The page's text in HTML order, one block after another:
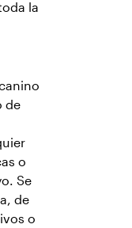
la
de
o
Se
de
o